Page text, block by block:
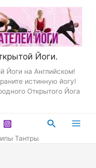
Йоги.
Йоги на Английском!
истинную йогу!
Открытого Йога
Поиск
Тантры